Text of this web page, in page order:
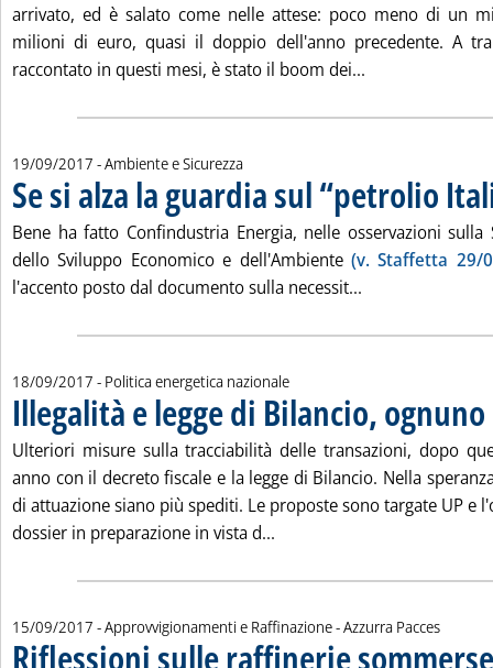
arrivato, ed è salato come nelle attese: poco meno di un
milioni di euro, quasi il doppio dell'anno precedente. A
raccontato in questi mesi, è stato il boom dei...
19/09/2017 - Ambiente e Sicurezza
Se si alza la guardia sul “petrolio
. Pubblicata martedì 19 settembre 2017 alle 15.11.
Bene ha fatto Confindustria Energia, nelle osservazioni
dello Sviluppo Economico e dell'Ambiente (v. Staffetta 29/
l'accento posto dal documento sulla necessit...
18/09/2017 - Politica energetica nazionale
Illegalità e legge di Bilancio,
Ulteriori misure sulla tracciabilità delle transazioni, dopo
anno con il decreto fiscale e la legge di Bilancio. Nella
di attuazione siano più spediti. Le proposte sono targate UP e
dossier in preparazione in vista d...
15/09/2017 - Approvvigionamenti e Raffinazione -di:
Azzurra Pacces
Riflessioni sulle raffinerie sommerse